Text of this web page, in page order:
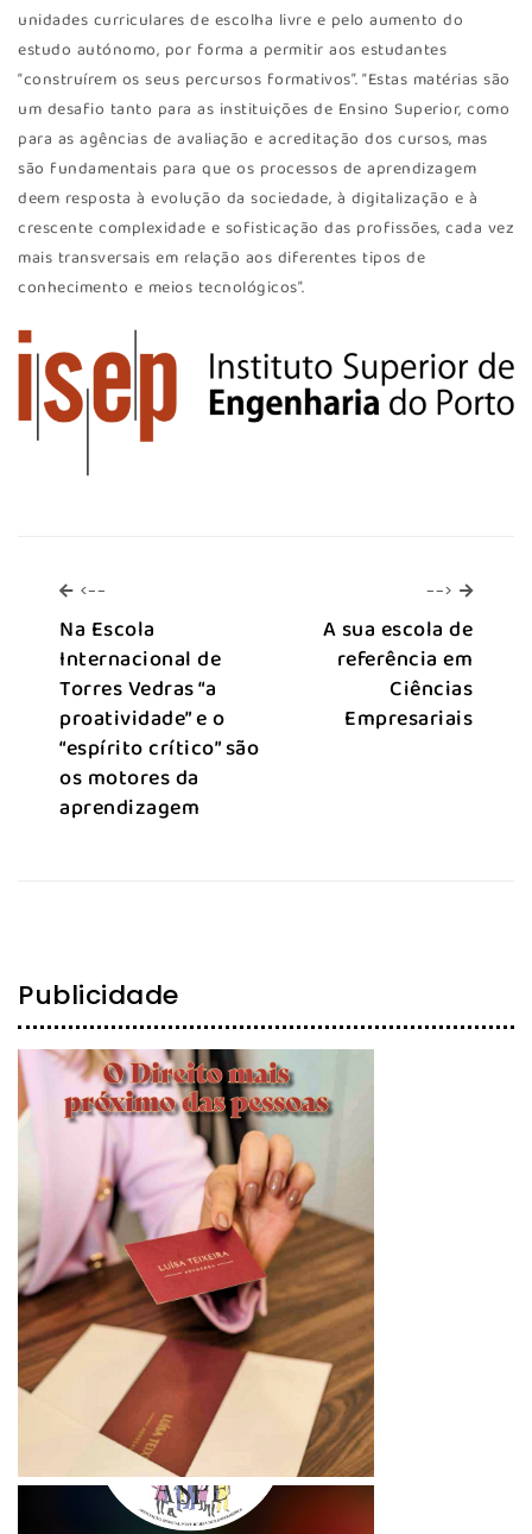
unidades curriculares de escolha livre e pelo aumento do
estudo autónomo, por forma a permitir aos estudantes
“construírem os seus percursos formativos”. “Estas matérias são
um desafio tanto para as instituições de Ensino Superior, como
para as agências de avaliação e acreditação dos cursos, mas
são fundamentais para que os processos de aprendizagem
deem resposta à evolução da sociedade, à digitalização e à
crescente complexidade e sofisticação das profissões, cada vez
mais transversais em relação aos diferentes tipos de
conhecimento e meios tecnológicos”.
<--
Na Escola
Internacional de
Torres Vedras “a
proatividade” e o
“espírito crítico” são
os motores da
aprendizagem
--> -->
A sua escola de
referência em
Ciências
Empresariais
Publicidade